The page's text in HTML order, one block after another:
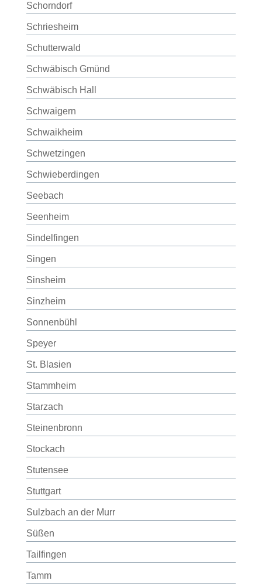
Schorndorf
Schriesheim
Schutterwald
Schwäbisch Gmünd
Schwäbisch Hall
Schwaigern
Schwaikheim
Schwetzingen
Schwieberdingen
Seebach
Seenheim
Sindelfingen
Singen
Sinsheim
Sinzheim
Sonnenbühl
Speyer
St. Blasien
Stammheim
Starzach
Steinenbronn
Stockach
Stutensee
Stuttgart
Sulzbach an der Murr
Süßen
Tailfingen
Tamm